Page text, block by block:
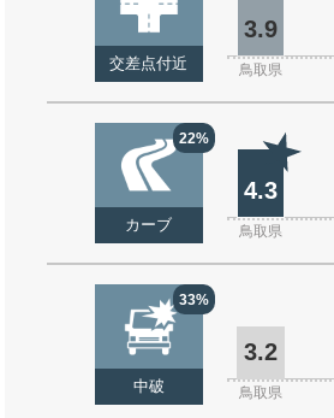
交差点付近
3.9
鳥取県
22%
カーブ
4.3
鳥取県
33%
中破
3.2
鳥取県